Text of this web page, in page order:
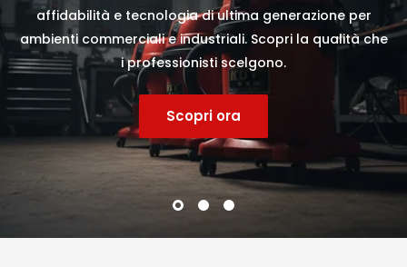
affidabilità e tecnologia di ultima generazione per
ambienti commerciali e industriali. Scopri la qualità che
i professionisti scelgono.
Scopri ora